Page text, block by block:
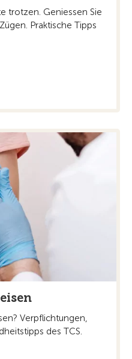
trotzen. Geniessen Sie
Praktische Tipps
Verpflichtungen,
des TCS.